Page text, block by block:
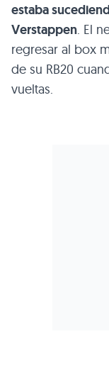
estaba
Verstappen. El
regresar al box
de su RB20
vueltas.